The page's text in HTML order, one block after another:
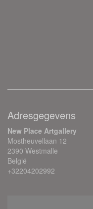
Adresgegevens
New Place Artgallery
Mostheuvellaan 12
2390 Westmalle
België
+32204202992